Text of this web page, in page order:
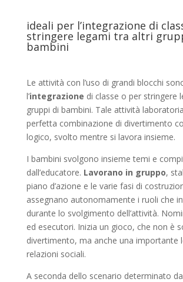
ideali per l’integrazione di
stringere legami tra altri
bambini
Le attività con l’uso di grandi blocchi
l’integrazione di classe o per stringere
gruppi di bambini. Tale attività
perfetta combinazione di divertimento
logico, svolto mentre si lavora insieme.
I bambini svolgono insieme temi e
dall’educatore. Lavorano in gruppo,
piano d’azione e le varie fasi di
assegnano autonomamente i ruoli che
durante lo svolgimento dell’attività.
ed esecutori. Inizia un gioco, che non è
divertimento, ma anche una importante
relazioni sociali.
A seconda dello scenario determinato